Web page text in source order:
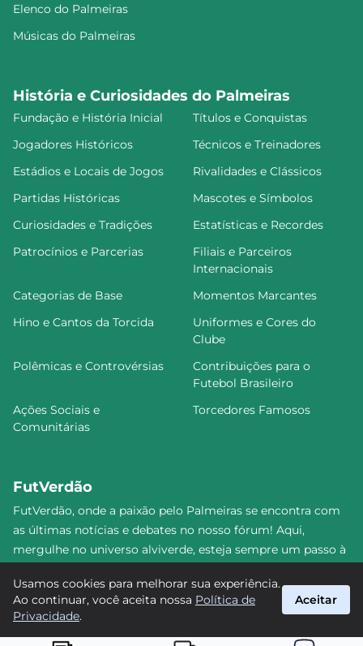
Elenco do Palmeiras
Músicas do Palmeiras
História e Curiosidades do Palmeiras
Fundação e História Inicial
Títulos e Conquistas
Jogadores Históricos
Técnicos e Treinadores
Estádios e Locais de Jogos
Rivalidades e Clássicos
Partidas Históricas
Mascotes e Símbolos
Curiosidades e Tradições
Estatísticas e Recordes
Patrocínios e Parcerias
Filiais e Parceiros
Internacionais
Categorias de Base
Momentos Marcantes
Hino e Cantos da Torcida
Uniformes e Cores do
Clube
Polêmicas e Controvérsias
Contribuições para o
Futebol Brasileiro
Ações Sociais e
Comunitárias
Torcedores Famosos
FutVerdão
FutVerdão, onde a paixão pelo Palmeiras se encontra com
as últimas notícias e debates no nosso fórum! Aqui,
mergulhe no universo alviverde, esteja sempre um passo à
comunidade. Junte-se a nós nesta jornada emocionante!
#Palmeiras #FutVerdão
Usamos cookies para melhorar sua experiência.
Ao continuar, você aceita nossa Política de
Privacidade.
Aceitar